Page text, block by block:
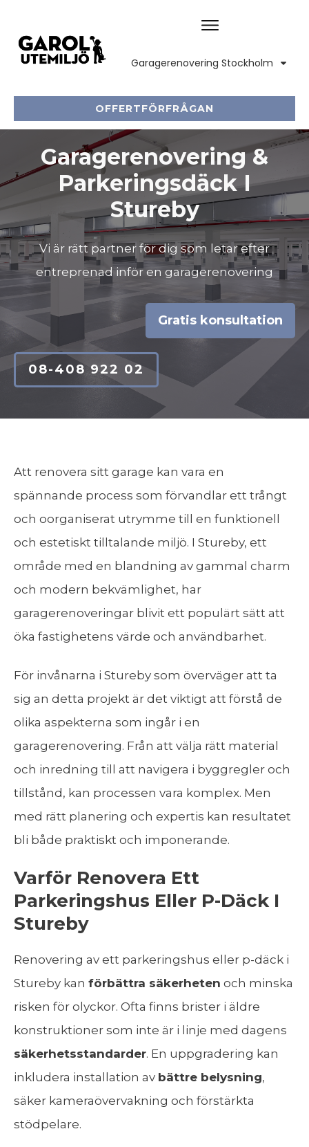
Garagerenovering Stockholm
OFFERTFÖRFRÅGAN
Garagerenovering &
Parkeringsdäck I
Stureby
Vi är rätt partner för dig som letar efter
entreprenad inför en garagerenovering
Gratis konsultation
08-408 922 02
Att renovera sitt garage kan vara en
spännande process som förvandlar ett trångt
och oorganiserat utrymme till en funktionell
och estetiskt tilltalande miljö. I Stureby, ett
område med en blandning av gammal charm
och modern bekvämlighet, har
garagerenoveringar blivit ett populärt sätt att
öka fastighetens värde och användbarhet.
För invånarna i Stureby som överväger att ta
sig an detta projekt är det viktigt att förstå de
olika aspekterna som ingår i en
garagerenovering. Från att välja rätt material
och inredning till att navigera i byggregler och
tillstånd, kan processen vara komplex. Men
med rätt planering och expertis kan resultatet
bli både praktiskt och imponerande.
Varför Renovera Ett
Parkeringshus Eller P-Däck I
Stureby
Renovering av ett parkeringshus eller p-däck i
Stureby kan förbättra säkerheten och minska
risken för olyckor. Ofta finns brister i äldre
konstruktioner som inte är i linje med dagens
säkerhetsstandarder. En uppgradering kan
inkludera installation av bättre belysning,
säker kameraövervakning och förstärkta
stödpelare.